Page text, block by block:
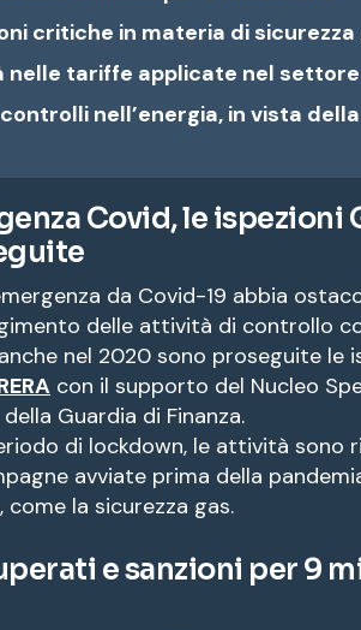
critiche in materia di sicurezza
nelle tariffe applicate nel
nell’energia, in vista
Covid, le ispezioni
da Covid-19 abbia
delle attività di controllo
nel 2020 sono proseguite le
con il supporto del Nucleo
Guardia di Finanza.
di lockdown, le attività sono
avviate prima della
la sicurezza gas.
e sanzioni per 9